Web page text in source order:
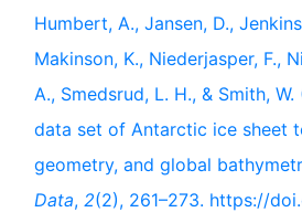
Humbert, A., Jansen, D.,
Makinson, K., Niederjasper, F.,
A., Smedsrud, L. H., & Smith,
data set of Antarctic ice sheet
geometry, and global
Data, 2(2), 261–273. https://